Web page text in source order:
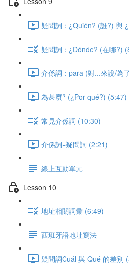
疑問詞：¿Quién? (誰?) 與
疑問詞：¿Dónde? (在哪?)
介係詞：para (對...來說/為
為甚麼? (¿Por qué?) (5:47)
常見介係詞 (10:30)
介係詞+疑問詞 (2:21)
線上互動單元
Lesson 10
地址相關詞彙 (6:49)
西班牙語地址寫法
疑問詞Cuál 與 Qué 的差別